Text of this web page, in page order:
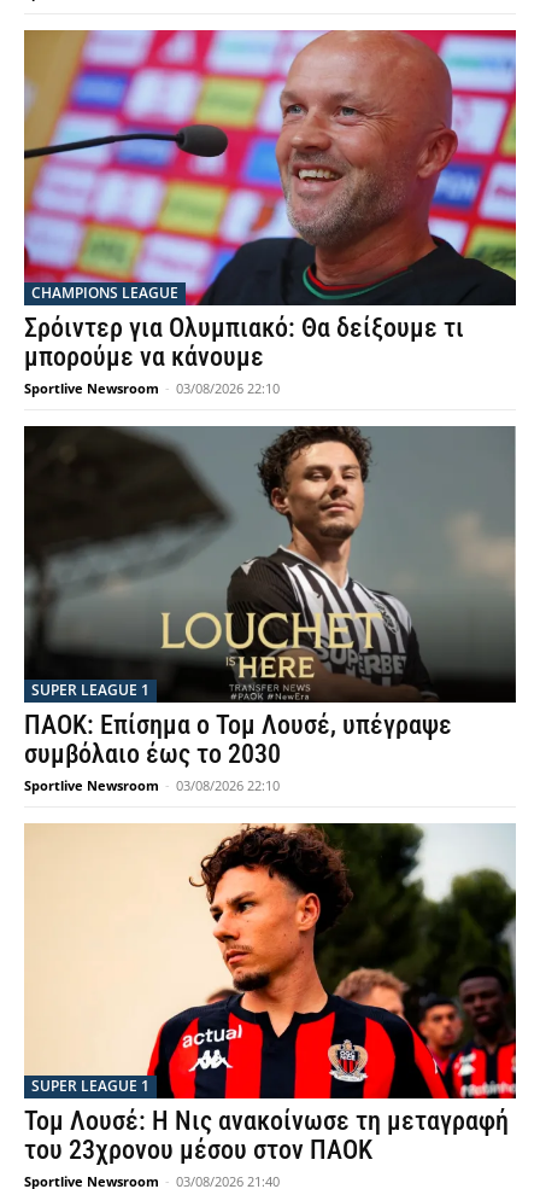
CHAMPIONS LEAGUE
Σρόιντερ για Ολυμπιακό: Θα δείξουμε τι
μπορούμε να κάνουμε
Sportlive Newsroom - 03/08/2026 22:10
SUPER LEAGUE 1
ΠΑΟΚ: Επίσημα ο Τομ Λουσέ, υπέγραψε
συμβόλαιο έως το 2030
Sportlive Newsroom - 03/08/2026 22:10
SUPER LEAGUE 1
Τομ Λουσέ: Η Νις ανακοίνωσε τη μεταγραφή
του 23χρονου μέσου στον ΠΑΟΚ
Sportlive Newsroom - 03/08/2026 21:40